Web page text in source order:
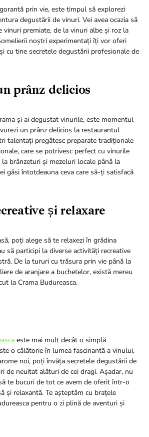
prin vie, este timpul să explorezi
degustării de vinuri. Vei avea ocazia să
vinuri premiate, de la vinuri albe și roz la
noștri experimentați îți vor oferi
cu tine secretele degustării profesionale de
prânz delicios
și ai degustat vinurile, este momentul
un prânz delicios la restaurantul
talentați pregătesc preparate tradiționale
care se potrivesc perfect cu vinurile
brânzeturi și mezeluri locale până la
găsi întotdeauna ceva care să-ți satisfacă
și relaxare
poți alege să te relaxezi în grădina
să participi la diverse activități recreative
De la tururi cu trăsura prin vie până la
de aranjare a buchetelor, există mereu
la Crama Budureasca.
este mai mult decât o simplă
o călătorie în lumea fascinantă a vinului,
noi, poți învăța secretele degustării de
de neuitat alături de cei dragi. Așadar, nu
te bucuri de tot ce avem de oferit într-o
și relaxantă. Te așteptăm cu brațele
pentru o zi plină de aventuri și